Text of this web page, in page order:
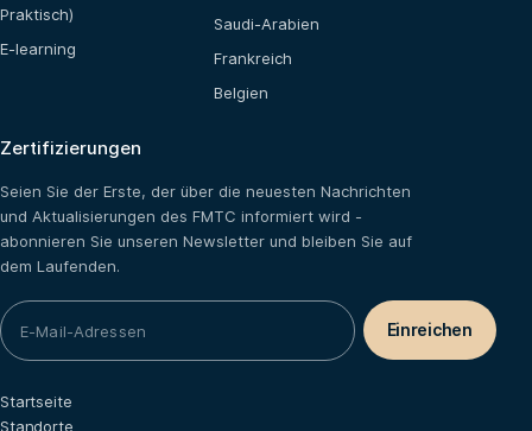
Praktisch)
E-learning
Saudi-Arabien
Frankreich
Belgien
Zertifizierungen
Seien Sie der Erste, der über die neuesten Nachrichten
und Aktualisierungen des FMTC informiert wird -
abonnieren Sie unseren Newsletter und bleiben Sie auf
dem Laufenden.
Startseite
Standorte